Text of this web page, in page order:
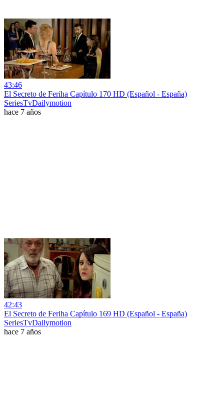
43:46
El Secreto de Feriha Capítulo 170 HD (Español - España)
SeriesTvDailymotion
hace 7 años
42:43
El Secreto de Feriha Capítulo 169 HD (Español - España)
SeriesTvDailymotion
hace 7 años